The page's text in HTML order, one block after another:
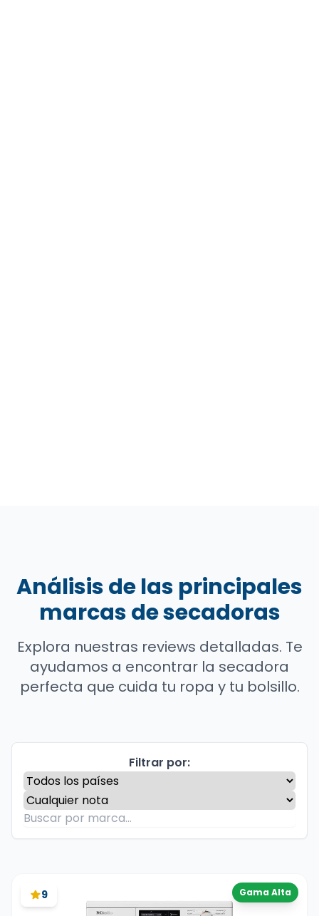
Análisis de las principales
marcas de secadoras
Explora nuestras reviews detalladas. Te
ayudamos a encontrar la secadora
perfecta que cuida tu ropa y tu bolsillo.
Filtrar por:
9 Gama Alta